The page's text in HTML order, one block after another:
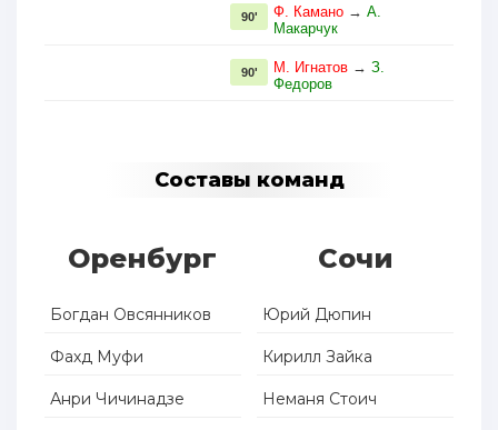
Ф. Камано → А.
Макарчук
90'
М. Игнатов → З.
Федоров
90'
Составы команд
Оренбург
Богдан Овсянников
Фахд Муфи
Анри Чичинадзе
Сочи
Юрий Дюпин
Кирилл Зайка
Неманя Стоич